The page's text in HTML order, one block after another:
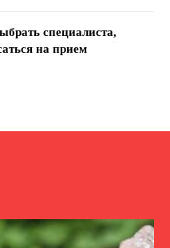
специалиста,
на прием